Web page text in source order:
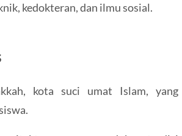
kedokteran, dan ilmu sosial.
kota suci umat Islam, yang